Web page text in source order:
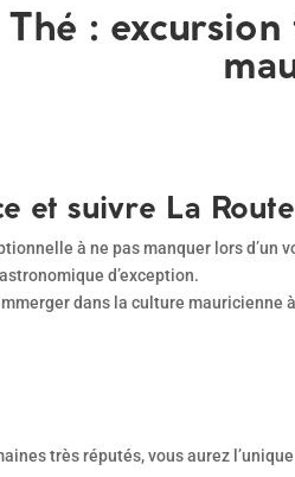
Thé :
et suivre La
à ne pas manquer lors
d’exception.
dans la culture mauricienne
très réputés, vous aurez